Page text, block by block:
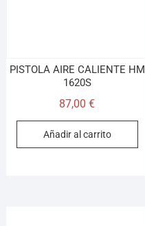
PISTOLA AIRE CALIENTE HM
1620S
87,00€
Añadir al carrito